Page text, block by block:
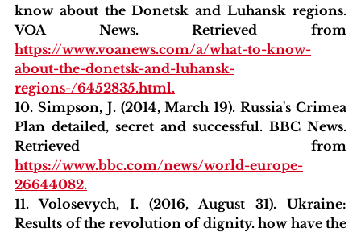
know about the Donetsk and Luhansk regions.
https://www.voanews.com/a/what-to-know-
about-the-donetsk-and-luhansk-
regions-/6452835.html.
10. Simpson, J. (2014, March 19). Russia's Crimea
Plan detailed, secret and successful. BBC News.
https://www.bbc.com/news/world-europe-
26644082.
11. Volosevych, I. (2016, August 31). Ukraine:
Results of the revolution of dignity. how have the